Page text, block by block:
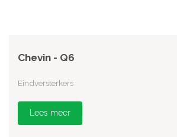
Chevin - Q6
Eindversterkers
Lees meer